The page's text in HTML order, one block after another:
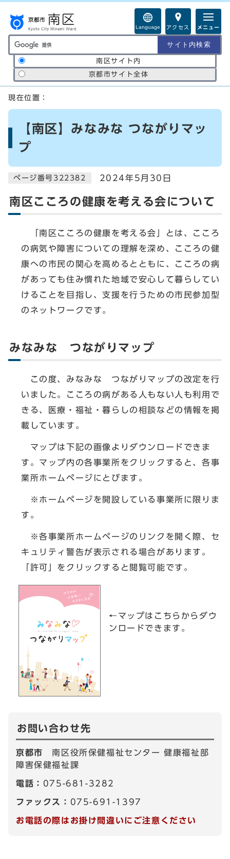
Language アクセス メニュー
サイト内検索の範囲
南区サイト内
京都市サイト全体
ここから本文です
現在位置：
【南区】みなみな つながりマッ
プ
ページ番号322382 2024年5月30日
南区こころの健康を考える会について
「南区こころの健康を考える会」とは、こころ
の病気や障害についての理解を深め、こころの健
康への市民の関心を高めるとともに、こころの病
があっても住み慣れた地域で安心して暮らしてい
けることを目指し、支援を行うための市民参加型
のネットワークです。
みなみな つながりマップ
この度、みなみな つながりマップの改定を行
いました。こころの病がある人もない人も利用で
きる、医療・福祉・暮らしの相談などの情報を掲
載しています。
マップは下記の画像よりダウンロードできま
す。マップ内の各事業所をクリックすると、各事
業所ホームページにとびます。
※ホームページを開設している事業所に限りま
す。
※各事業所ホームページのリンクを開く際、セ
キュリティ警告が表示される場合があります。
「許可」をクリックすると閲覧可能です。
←マップはこちらからダウ
ンロードできます。
お問い合わせ先
京都市南区役所保健福祉センター 健康福祉部
障害保健福祉課
電話： 075-681-3282
ファックス： 075-691-1397
お電話の際はお掛け間違いにご注意ください